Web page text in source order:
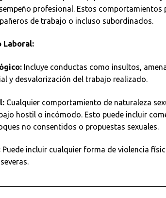
profesional. Estos comportamientos
de trabajo o incluso subordinados.
Laboral:
Incluye conductas como insultos,
y desvalorización del trabajo realizado.
Cualquier comportamiento de naturaleza
hostil o incómodo. Esto puede incluir
no consentidos o propuestas sexuales.
Puede incluir cualquier forma de violencia